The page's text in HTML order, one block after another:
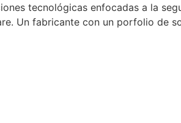
tecnológicas enfocadas a la
Un fabricante con un porfolio de